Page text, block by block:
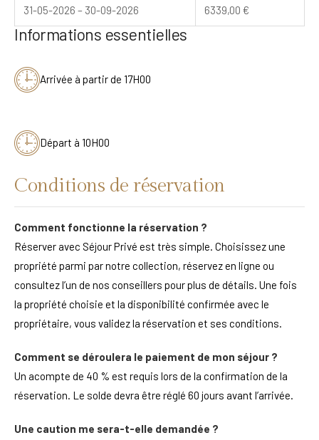
31-05-2026 – 30-09-2026 6339,00 €
Informations essentielles
Arrivée à partir de 17H00
Départ à 10H00
Conditions de réservation
Comment fonctionne la réservation ?
Réserver avec Séjour Privé est très simple. Choisissez une
propriété parmi par notre collection, réservez en ligne ou
consultez l’un de nos conseillers pour plus de détails. Une fois
la propriété choisie et la disponibilité confirmée avec le
propriétaire, vous validez la réservation et ses conditions.
Comment se déroulera le paiement de mon séjour ?
Un acompte de 40 % est requis lors de la confirmation de la
réservation. Le solde devra être réglé 60 jours avant l’arrivée.
Une caution me sera-t-elle demandée ?